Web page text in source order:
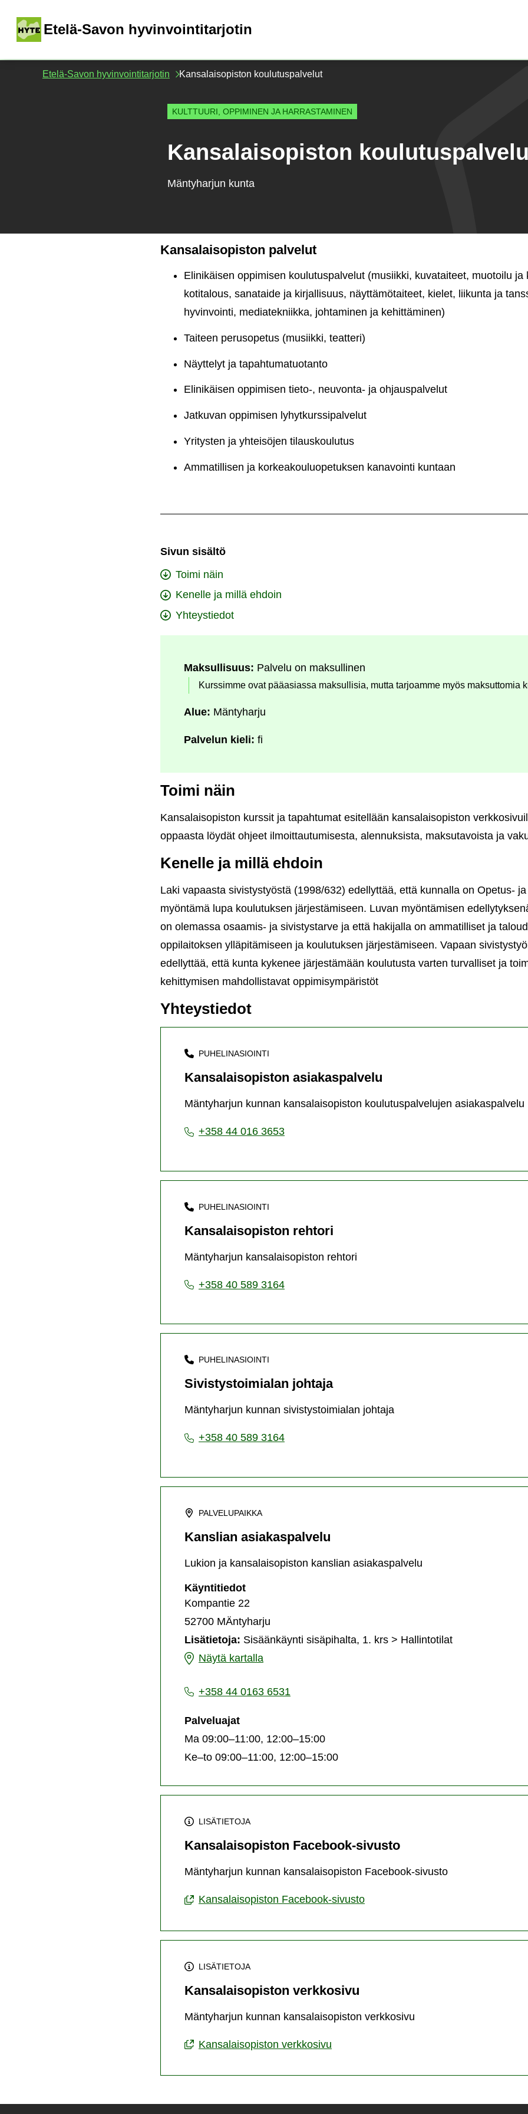
sisältöön
Etelä-Savon hyvinvointitarjotin
Etelä-Savon hyvinvointitarjotin Kansalaisopiston koulutuspalvelut
KULTTUURI, OPPIMINEN JA HARRASTAMINEN
Kansalaisopiston
Mäntyharjun kunta
Kansalaisopiston palvelut
Elinikäisen oppimisen koulutuspalvelut (musiikki, kuvataiteet, muotoilu ja
kotitalous, sanataide ja kirjallisuus, näyttämötaiteet, kielet, liikunta ja
hyvinvointi, mediatekniikka, johtaminen ja kehittäminen)
Taiteen perusopetus (musiikki, teatteri)
Näyttelyt ja tapahtumatuotanto
Elinikäisen oppimisen tieto-, neuvonta- ja ohjauspalvelut
Jatkuvan oppimisen lyhytkurssipalvelut
Yritysten ja yhteisöjen tilauskoulutus
Ammatillisen ja korkeakouluopetuksen kanavointi kuntaan
Sivun sisältö
Toimi näin
Kenelle ja millä ehdoin
Yhteystiedot
Maksullisuus: Palvelu on maksullinen
Kurssimme ovat pääasiassa maksullisia, mutta tarjoamme myös maksuttomia
Alue: Mäntyharju
Palvelun kieli: fi
Toimi näin
Kansalaisopiston kurssit ja tapahtumat esitellään kansalaisopiston
oppaasta löydät ohjeet ilmoittautumisesta, alennuksista, maksutavoista ja
Kenelle ja millä ehdoin
Laki vapaasta sivistystyöstä (1998/632) edellyttää, että kunnalla on Opetus-
myöntämä lupa koulutuksen järjestämiseen. Luvan myöntämisen
on olemassa osaamis- ja sivistystarve ja että hakijalla on ammatilliset ja
oppilaitoksen ylläpitämiseen ja koulutuksen järjestämiseen. Vapaan
edellyttää, että kunta kykenee järjestämään koulutusta varten turvalliset ja
kehittymisen mahdollistavat oppimisympäristöt
Yhteystiedot
PUHELINASIOINTI
Kansalaisopiston asiakaspalvelu
Mäntyharjun kunnan kansalaisopiston koulutuspalvelujen asiakaspalvelu
+358 44 016 3653
PUHELINASIOINTI
Kansalaisopiston rehtori
Mäntyharjun kansalaisopiston rehtori
+358 40 589 3164
PUHELINASIOINTI
Sivistystoimialan johtaja
Mäntyharjun kunnan sivistystoimialan johtaja
+358 40 589 3164
PALVELUPAIKKA
Kanslian asiakaspalvelu
Lukion ja kansalaisopiston kanslian asiakaspalvelu
KäyntitiedotKanslian
asiakaspalvelu
Kompantie 22
52700 MÄntyharju
Lisätietoja: Sisäänkäynti sisäpihalta, 1. krs > Hallintotilat
Näytä kartalla
Kanslian
+358 44 0163 6531
Palveluajat
Ma 09:00–11:00, 12:00–15:00
Ke–to 09:00–11:00, 12:00–15:00
LISÄTIETOJA
Kansalaisopiston Facebook-sivusto
Mäntyharjun kunnan kansalaisopiston Facebook-sivusto
Kansalaisopiston Facebook-sivusto
LISÄTIETOJA
Kansalaisopiston verkkosivu
Mäntyharjun kunnan kansalaisopiston verkkosivu
Kansalaisopiston verkkosivu